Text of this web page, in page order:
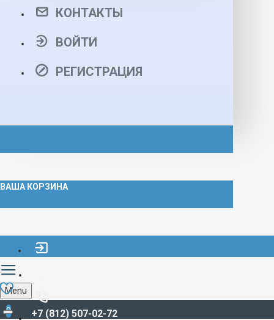
КОНТАКТЫ
ВОЙТИ
РЕГИСТРАЦИЯ
ВАША КОРЗИНА
+7 (812) 507-02-72
Menu
0